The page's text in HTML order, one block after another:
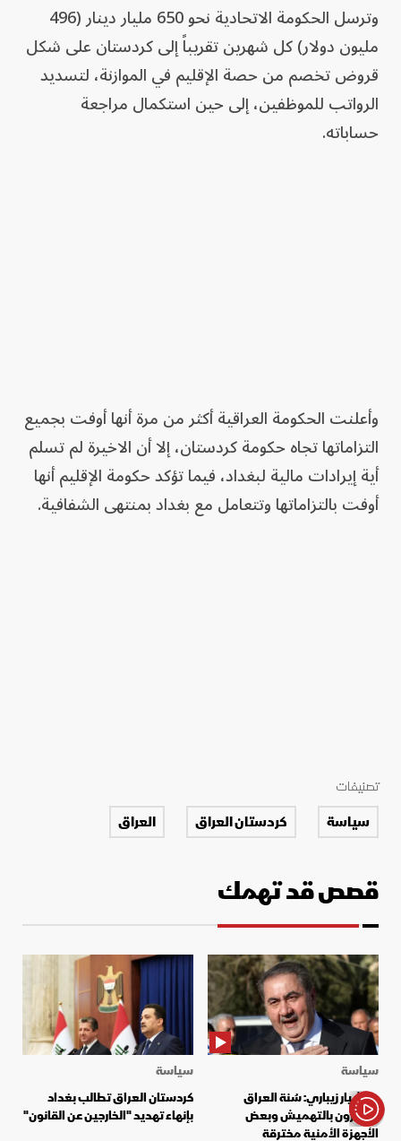
وترسل الحكومة الاتحادية نحو 650 مليار دينار (496
مليون دولار) كل شهرين تقريباً إلى كردستان على شكل
قروض تخصم من حصة الإقليم في الموازنة، لتسديد
الرواتب للموظفين، إلى حين استكمال مراجعة
حساباته.
وأعلنت الحكومة العراقية أكثر من مرة أنها أوفت بجميع
التزاماتها تجاه حكومة كردستان، إلا أن الاخيرة لم تسلم
أية إيرادات مالية لبغداد، فيما تؤكد حكومة الإقليم أنها
أوفت بالتزاماتها وتتعامل مع بغداد بمنتهى الشفافية.
تصنيفات
سياسة كردستان العراق العراق
قصص قد تهمك
سياسة
هوشيار زيباري: سُنة العراق
يشعرون بالتهميش وبعض
الأجهزة الأمنية مخترقة
سياسة
كردستان العراق تطالب بغداد
بإنهاء تهديد "الخارجين عن القانون"